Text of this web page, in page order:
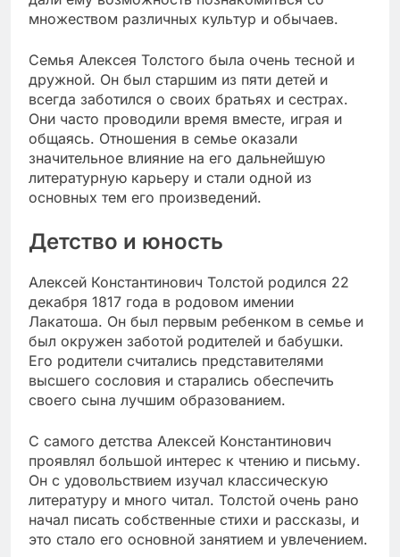
множеством различных культур и обычаев.
Семья Алексея Толстого была очень тесной и
дружной. Он был старшим из пяти детей и
всегда заботился о своих братьях и сестрах.
Они часто проводили время вместе, играя и
общаясь. Отношения в семье оказали
значительное влияние на его дальнейшую
литературную карьеру и стали одной из
основных тем его произведений.
Детство и юность
Алексей Константинович Толстой родился 22
декабря 1817 года в родовом имении
Лакатоша. Он был первым ребенком в семье и
был окружен заботой родителей и бабушки.
Его родители считались представителями
высшего сословия и старались обеспечить
своего сына лучшим образованием.
С самого детства Алексей Константинович
проявлял большой интерес к чтению и письму.
Он с удовольствием изучал классическую
литературу и много читал. Толстой очень рано
начал писать собственные стихи и рассказы, и
это стало его основной занятием и увлечением.